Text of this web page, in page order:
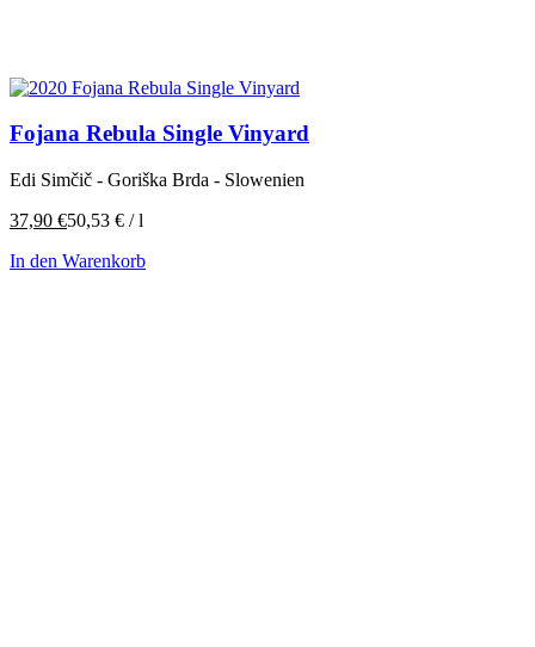
Fojana Rebula Single Vinyard
Edi Simčič - Goriška Brda - Slowenien
37,90 €50,53 € /l
In den Warenkorb